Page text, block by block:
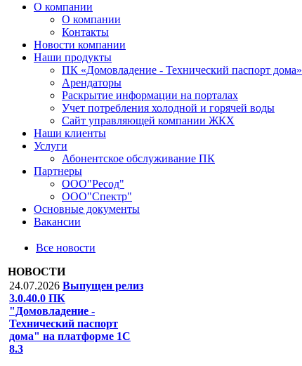
О компании
О компании
Контакты
Новости компании
Наши продукты
ПК «Домовладение - Технический паспорт дома»
Арендаторы
Раскрытие информации на порталах
Учет потребления холодной и горячей воды
Сайт управляющей компании ЖКХ
Наши клиенты
Услуги
Абонентское обслуживание ПК
Партнеры
ООО"Ресод"
ООО"Спектр"
Основные документы
Вакансии
Все новости
НОВОСТИ
24.07.2026 Выпущен релиз
3.0.40.0 ПК
"Домовладение -
Технический паспорт
дома" на платформе 1С
8.3